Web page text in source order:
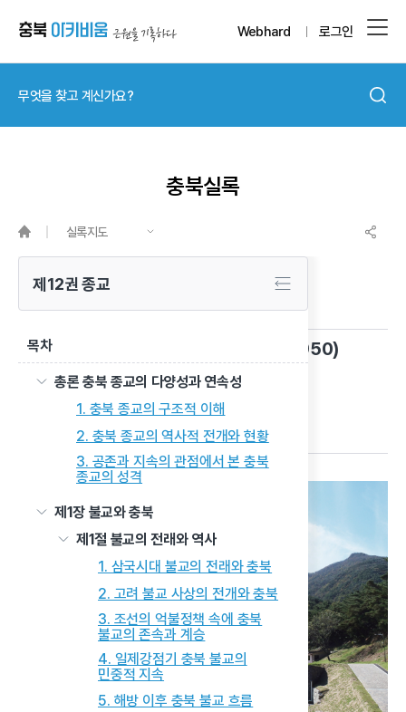
Webhard 로그인
충북실록
실록지도
제12권 종교
목차
총론 충북 종교의 다양성과 연속성
1. 충북 종교의 구조적 이해
2. 충북 종교의 역사적 전개와 현황
3. 공존과 지속의 관점에서 본 충북
종교의 성격
제1장 불교와 충북
제1절 불교의 전래와 역사
1. 삼국시대 불교의 전래와 충북
2. 고려 불교 사상의 전개와 충북
3. 조선의 억불정책 속에 충북
불교의 존속과 계승
4. 일제강점기 충북 불교의
민중적 지속
5. 해방 이후 충북 불교 흐름
하느님의 종 윤의병 바오로 신부(1889~1950)
이전 글
다음 글